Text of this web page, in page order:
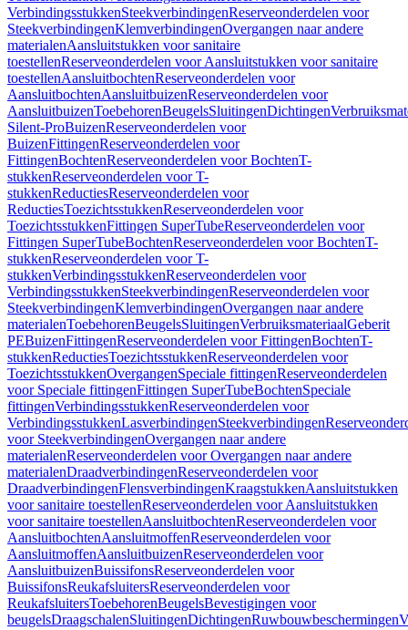
VerbindingsstukkenSteekverbindingenReserveonderdelen voor
SteekverbindingenKlemverbindingenOvergangen naar andere
materialenAansluitstukken voor sanitaire
toestellenReserveonderdelen voor Aansluitstukken voor sanitaire
toestellenAansluitbochtenReserveonderdelen voor
AansluitbochtenAansluitbuizenReserveonderdelen voor
AansluitbuizenToebehorenBeugelsSluitingenDichtingen
Silent-ProBuizenReserveonderdelen voor
BuizenFittingenReserveonderdelen voor
FittingenBochtenReserveonderdelen voor BochtenT-
stukkenReserveonderdelen voor T-
stukkenReductiesReserveonderdelen voor
ReductiesToezichtsstukkenReserveonderdelen voor
ToezichtsstukkenFittingen SuperTubeReserveonderdelen voor
Fittingen SuperTubeBochtenReserveonderdelen voor BochtenT-
stukkenReserveonderdelen voor T-
stukkenVerbindingsstukkenReserveonderdelen voor
VerbindingsstukkenSteekverbindingenReserveonderdelen voor
SteekverbindingenKlemverbindingenOvergangen naar andere
materialenToebehorenBeugelsSluitingenVerbruiksmateriaalGeberit
PEBuizenFittingenReserveonderdelen voor FittingenBochtenT-
stukkenReductiesToezichtsstukkenReserveonderdelen voor
ToezichtsstukkenOvergangenSpeciale fittingenReserveonderdelen
voor Speciale fittingenFittingen SuperTubeBochtenSpeciale
fittingenVerbindingsstukkenReserveonderdelen voor
VerbindingsstukkenLasverbindingenSteekverbindingen
voor SteekverbindingenOvergangen naar andere
materialenReserveonderdelen voor Overgangen naar andere
materialenDraadverbindingenReserveonderdelen voor
DraadverbindingenFlensverbindingenKraagstukkenAansluitstukken
voor sanitaire toestellenReserveonderdelen voor Aansluitstukken
voor sanitaire toestellenAansluitbochtenReserveonderdelen voor
AansluitbochtenAansluitmoffenReserveonderdelen voor
AansluitmoffenAansluitbuizenReserveonderdelen voor
AansluitbuizenBuissifonsReserveonderdelen voor
BuissifonsReukafsluitersReserveonderdelen voor
ReukafsluitersToebehorenBeugelsBevestigingen voor
beugelsDraagschalenSluitingenDichtingenRuwbouwbeschermingen